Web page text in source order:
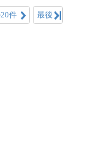
件 最後